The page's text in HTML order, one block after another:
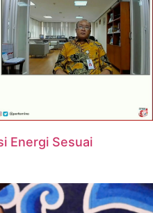
Energi Sesuai